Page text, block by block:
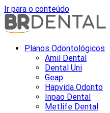
Ir para o conteúdo
Planos Odontológicos
Amil Dental
Dental Uni
Geap
Hapvida Odonto
Inpao Dental
Metlife Dental